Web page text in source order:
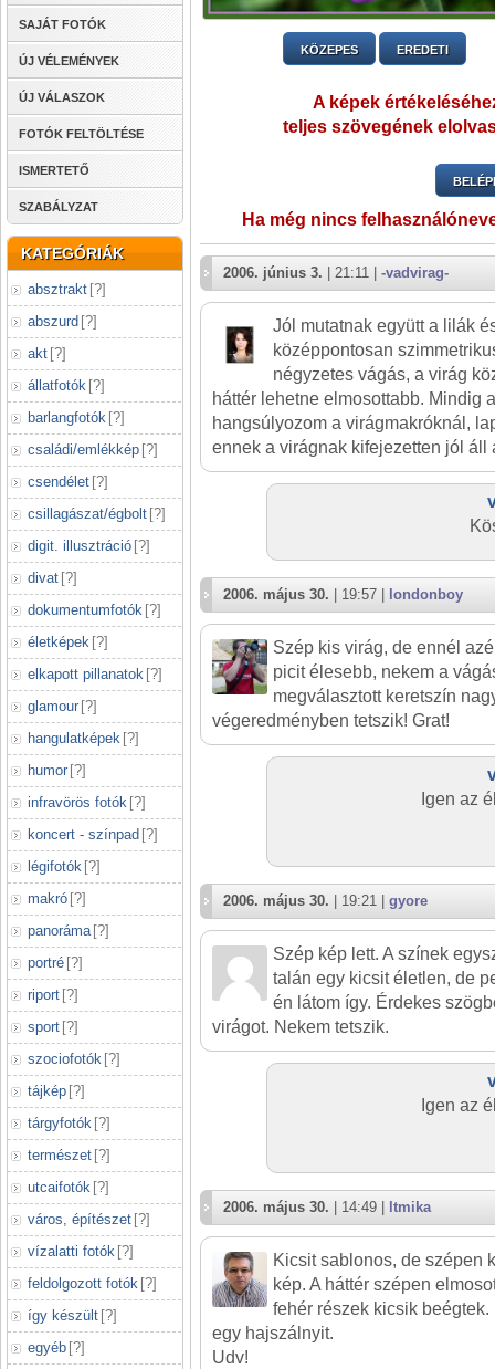
SAJÁT FOTÓK
ÚJ VÉLEMÉNYEK
ÚJ VÁLASZOK
FOTÓK FELTÖLTÉSE
ISMERTETŐ
SZABÁLYZAT
KATEGÓRIÁK
absztrakt [?]
abszurd [?]
akt [?]
állatfotók [?]
barlangfotók [?]
családi/emlékkép [?]
csendélet [?]
csillagászat/égbolt [?]
digit. illusztráció [?]
divat [?]
dokumentumfotók [?]
életképek [?]
elkapott pillanatok [?]
glamour [?]
hangulatképek [?]
humor [?]
infravörös fotók [?]
koncert - színpad [?]
légifotók [?]
makró [?]
panoráma [?]
portré [?]
riport [?]
sport [?]
szociofotók [?]
tájkép [?]
tárgyfotók [?]
természet [?]
utcaifotók [?]
város, építészet [?]
vízalatti fotók [?]
feldolgozott fotók [?]
így készült [?]
egyéb [?]
KÖZEPES EREDETI
A képek
teljes szövegének
Ha még nincs
2006. június 3. | 21:11 | -vadvirag-
Jól mutatnak együtt a lilák
középpontosan
négyzetes vágás, a virág
háttér lehetne elmosottabb. Mindig
hangsúlyozom a virágmakróknál,
ennek a virágnak kifejezetten jól áll
2006. május 30. | 19:57 | londonboy
Szép kis virág, de ennél
picit élesebb, nekem a
megválasztott keretszín
végeredményben tetszik! Grat!
Igen az
2006. május 30. | 19:21 | gyore
Szép kép lett. A színek
talán egy kicsit életlen, de
én látom így. Érdekes
virágot. Nekem tetszik.
Igen az
2006. május 30. | 14:49 | ltmika
Kicsit sablonos, de szépen
kép. A háttér szépen
fehér részek kicsik
egy hajszálnyit.
Udv!